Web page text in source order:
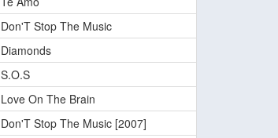
Don'T Stop The Music
Diamonds
S.O.S
Love On The Brain
Don'T Stop The Music [2007]